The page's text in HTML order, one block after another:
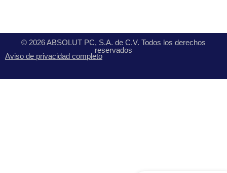
© 2026 ABSOLUT PC, S.A. de C.V. Todos los derechos
reservados
Aviso de privacidad completo